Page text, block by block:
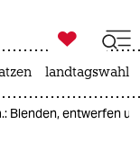

taz zahl ich
landtagswahl
Blenden, entwerfen